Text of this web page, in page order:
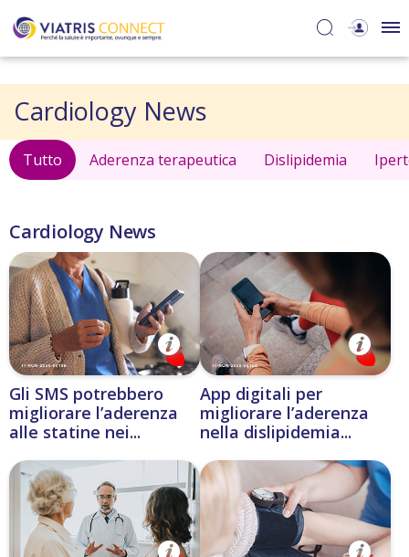
Cardiology News
Tutto Aderenza terapeutica Dislipidemia
Cardiology News
Gli SMS potrebbero
migliorare l’aderenza
alle statine nei...
App digitali per
migliorare l’aderenza
nella dislipidemia...